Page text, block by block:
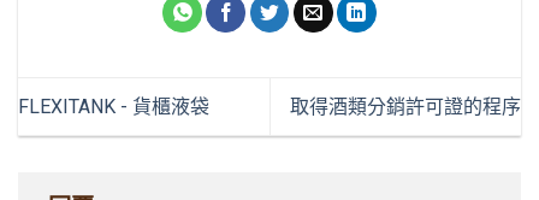
FLEXITANK - 貨櫃液袋 取得酒類分銷許可證的程序